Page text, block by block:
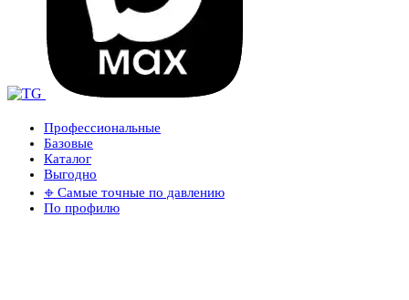
Профессиональные
Базовые
Каталог
Выгодно
𖦏 Самые точные по давлению
По профилю